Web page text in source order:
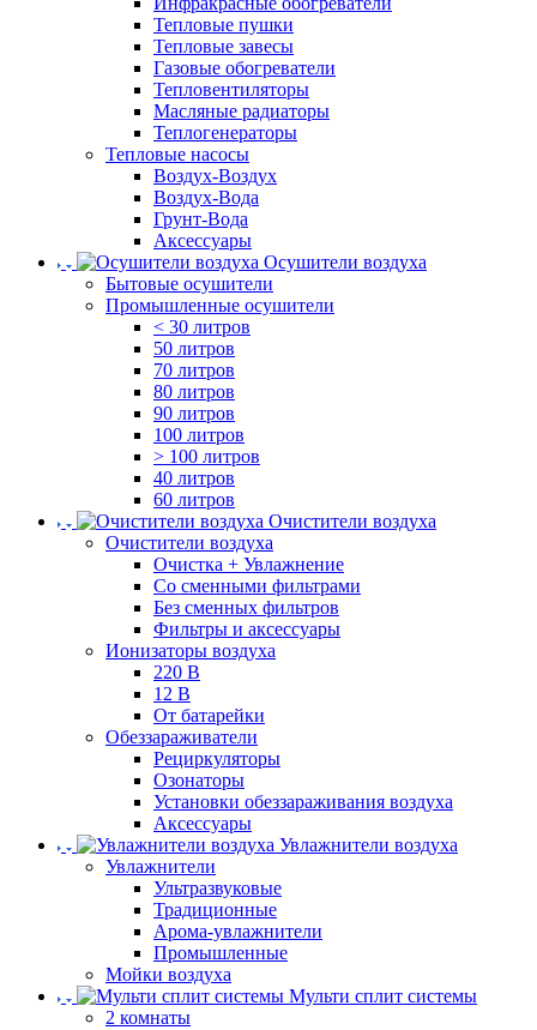
Тепловые пушки
Тепловые завесы
Газовые обогреватели
Тепловентиляторы
Масляные радиаторы
Теплогенераторы
Тепловые насосы
Воздух-Воздух
Воздух-Вода
Грунт-Вода
Аксессуары
Осушители воздуха
Бытовые осушители
Промышленные осушители
< 30 литров
50 литров
70 литров
80 литров
90 литров
100 литров
> 100 литров
40 литров
60 литров
Очистители воздуха
Очистители воздуха
Очистка + Увлажнение
Cо сменными фильтрами
Без сменных фильтров
Фильтры и аксессуары
Ионизаторы воздуха
220 В
12 В
От батарейки
Обеззараживатели
Рециркуляторы
Озонаторы
Установки обеззараживания воздуха
Аксессуары
Увлажнители воздуха
Увлажнители
Ультразвуковые
Традиционные
Арома-увлажнители
Промышленные
Мойки воздуха
Мульти сплит системы
2 комнаты